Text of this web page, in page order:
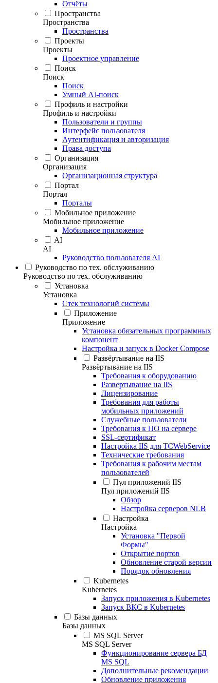
Отчёты
Пространства
Пространства
Пространства
Проекты
Проекты
Проектное управление
Поиск
Поиск
Поиск
Умный AI-поиск
Профиль и настройки
Профиль и настройки
Пользователи и группы
Интерфейс пользователя
Аутентификация и авторизация
Права доступа
Организация
Организация
Организационная структура
Портал
Портал
Порталы
Мобильное приложение
Мобильное приложение
Мобильное приложение
AI
AI
Руководство пользователя AI
Руководство по тех. обслуживанию
Руководство по тех. обслуживанию
Установка
Установка
Стек технологий системы
Приложение
Приложение
Установка обязательных программных
компонент
Настройка и запуск в Docker Compose
Развёртывание на IIS
Развёртывание на IIS
Требования к оборудованию
Развертывание на IIS
Лицензирование
Требования для работы
мобильных приложений
Служебные пользователи
Требования к ПО на сервере
SSL-сертификат
Настройка IIS для TCWebService
Технические требования
Требования к рабочим местам
пользователей
Пул приложений IIS
Пул приложений IIS
Обзор
Настройка серверов NLB
Настройка
Настройка
Установка "Первой
Формы"
Открытие портов
Обновление старой версии
Порядок обновления
Kubernetes
Kubernetes
Запуск приложения в Kubernetes
Запуск ВКС в Kubernetes
Базы данных
Базы данных
MS SQL Server
MS SQL Server
Функционирование сервера БД
MS SQL
Дополнительные рекомендации
Обновление приложения